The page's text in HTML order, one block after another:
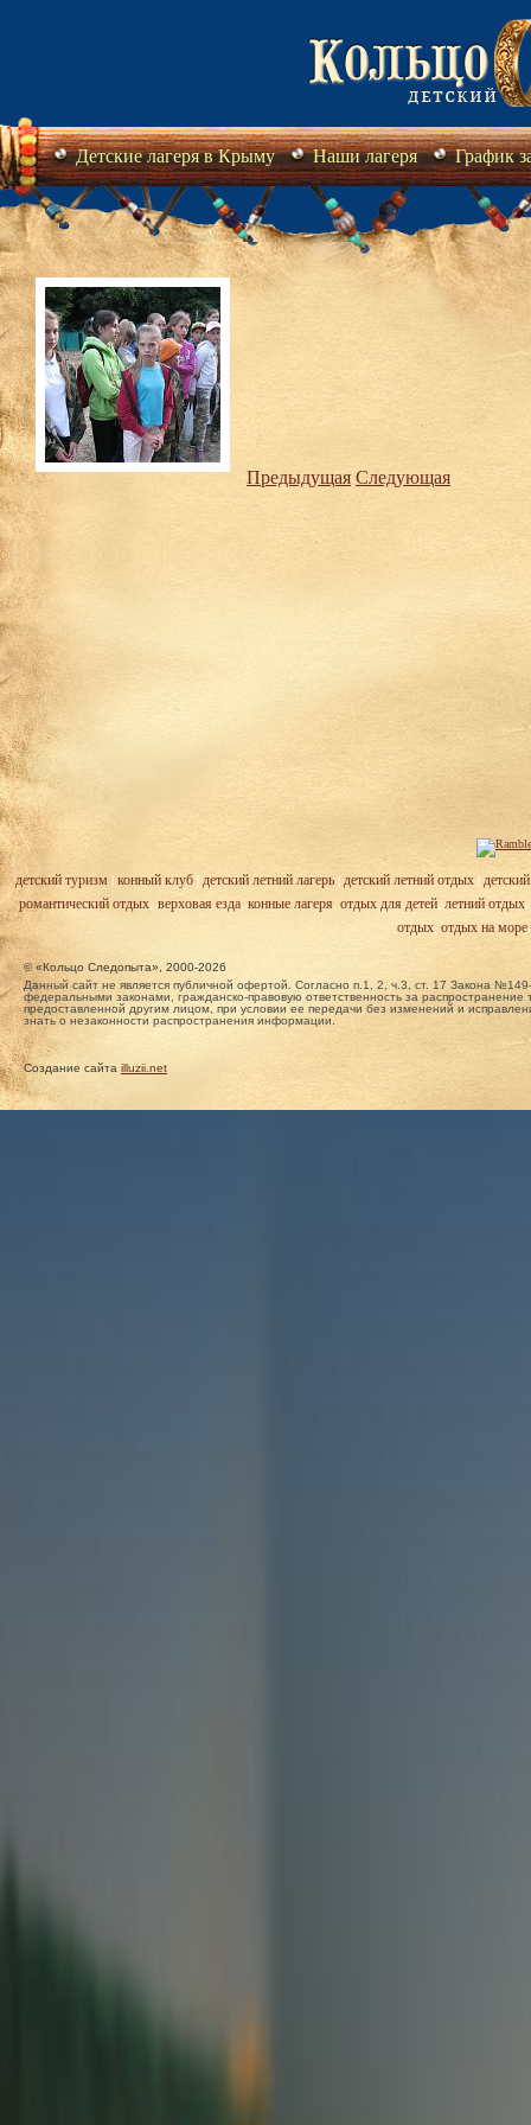
Детские лагеря в Крыму Наши лагеря График
Предыдущая Следующая
детский туризм| конный клуб| детский летний лагерь| детский летний отдых|
романтический отдых, верховая езда, конные лагеря, отдых для детей, летний отдых,
отдых, отдых на море
© «Кольцо Следопыта», 2000-2026
Данный сайт не является публичной офертой. Согласно п.1, 2, ч.3, ст. 17 Закона
федеральными законами, гражданско-правовую ответственность за
предоставленной другим лицом, при условии ее передачи без изменений и
знать о незаконности распространения информации.
Создание сайта illuzii.net